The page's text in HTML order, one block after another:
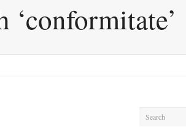
‘conformitate’